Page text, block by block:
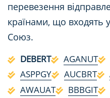
перевезення
країнами, що входять
Союз.
DEBERT AGANUT
ASPPGY
AUCBRT
AWAUAT
BBBGIT